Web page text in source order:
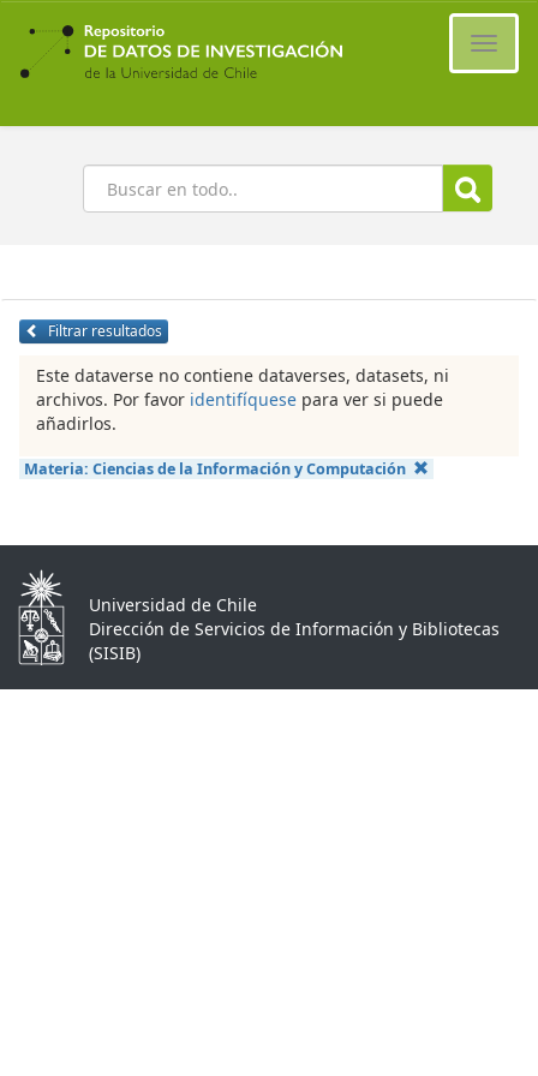
Ir
contenido
principal
Buscar
Filtrar resultados
Este dataverse no contiene dataverses, datasets, ni
archivos. Por favor identifíquese para ver si puede
añadirlos.
Materia: Ciencias de la Información y Computación
Universidad de Chile
Dirección de Servicios de Información y Bibliotecas
(SISIB)